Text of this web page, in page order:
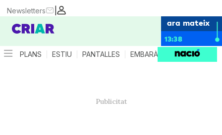
|
Newsletters
ara mateix
13:38
PLANS ESTIU PANTALLES EMBARÀS CRIANÇA